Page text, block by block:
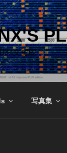
村文史郎
写真集